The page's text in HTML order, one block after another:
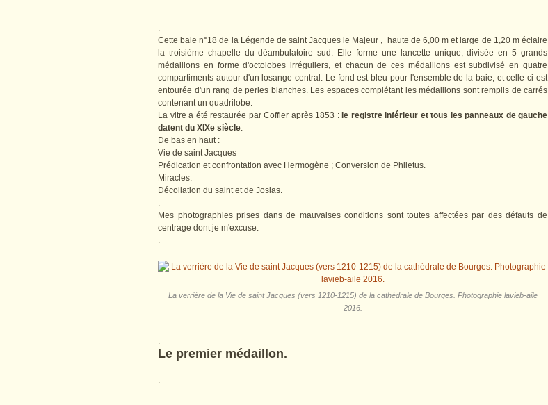
.
Cette baie n°18 de la Légende de saint Jacques le Majeur , haute de 6,00 m et large de 1,20 m éclaire
la troisième chapelle du déambulatoire sud. Elle forme une lancette unique, divisée en 5 grands
médaillons en forme d'octolobes irréguliers, et chacun de ces médaillons est subdivisé en quatre
compartiments autour d'un losange central. Le fond est bleu pour l'ensemble de la baie, et celle-ci est
entourée d'un rang de perles blanches. Les espaces complétant les médaillons sont remplis de carrés
contenant un quadrilobe.
La vitre a été restaurée par Coffier après 1853 : le registre inférieur et tous les panneaux de gauche
datent du XIXe siècle.
De bas en haut :
Vie de saint Jacques
Prédication et confrontation avec Hermogène ; Conversion de Philetus.
Miracles.
Décollation du saint et de Josias.
.
Mes photographies prises dans de mauvaises conditions sont toutes affectées par des défauts de
centrage dont je m'excuse.
.
La verrière de la Vie de saint Jacques (vers 1210-1215) de la cathédrale de Bourges. Photographie lavieb-aile
2016.
.
Le premier médaillon.
.